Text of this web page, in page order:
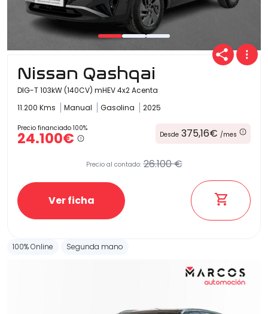
Nissan Qashqai
DIG-T 103kW (140CV) mHEV 4x2 Acenta
11.200 Kms
Manual Gasolina 2025
Precio financiado 100%
24.100€ Desde 375,16€ /mes
Precio al contado: 26.100 €
Ver ficha
100% Online Segunda mano